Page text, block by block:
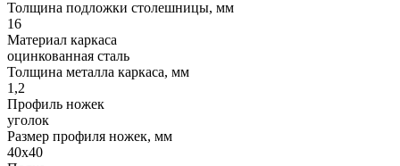
Толщина подложки столешницы, мм
16
Материал каркаса
оцинкованная сталь
Толщина металла каркаса, мм
1,2
Профиль ножек
уголок
Размер профиля ножек, мм
40х40